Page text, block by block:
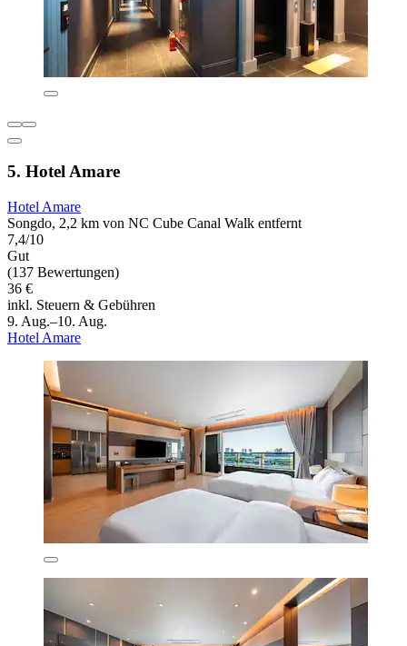
5. Hotel Amare
Hotel Amare
Songdo, 2,2 km von NC Cube Canal Walk entfernt
7,4/10
Gut
(137 Bewertungen)
36 €
inkl. Steuern & Gebühren
9. Aug.–10. Aug.
Hotel Amare